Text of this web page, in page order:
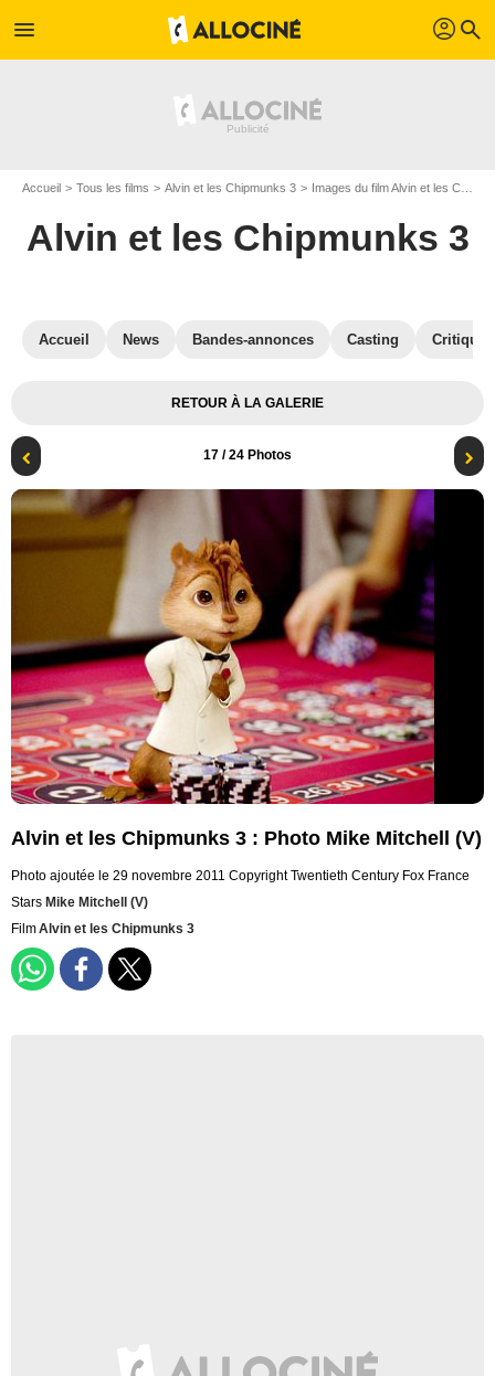
menu profil search
Accueil Tous les films Alvin et les Chipmunks 3 Images du film Alvin et les Chipmunks 3
Alvin et les Chipmunks 3
Accueil News Bandes-annonces Casting
RETOUR À LA GALERIE
17 / 24 Photos
Alvin et les Chipmunks 3 : Photo Mike Mitchell (V)
Photo ajoutée le 29 novembre 2011 Copyright Twentieth Century Fox France
Stars Mike Mitchell (V)
FilmAlvin et les Chipmunks 3